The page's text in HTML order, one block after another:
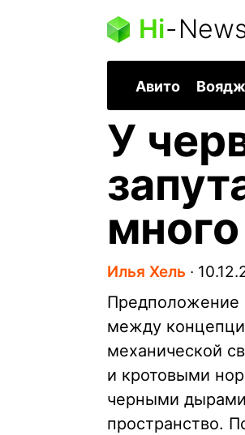
Hi-
Авито
У
Илья Хель ∙
Предположение
между
механической
и кротовыми
черными
пространство.